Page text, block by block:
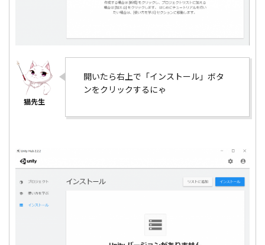
開いたら右上で「インストール」ボタ
ンをクリックするにゃ